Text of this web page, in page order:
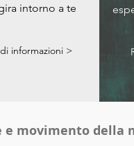
intorno a te
informazioni >
movimento della